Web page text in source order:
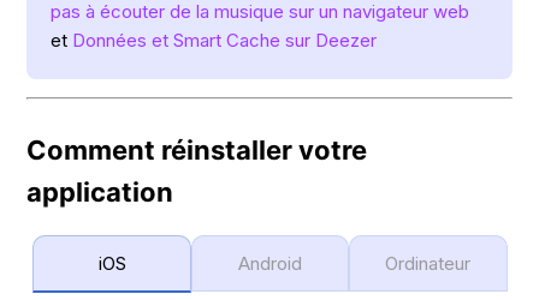
pas à écouter de la musique sur un navigateur web
et Données et Smart Cache sur Deezer
Comment réinstaller votre
application
iOS Android Ordinateur